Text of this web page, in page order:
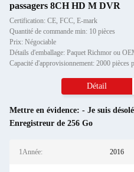
passagers 8CH HD M DVR
Certification: CE, FCC, E-mark
Quantité de commande min: 10 pièces
Prix: Négociable
Détails d'emballage: Paquet Richmor ou
Capacité d'approvisionnement: 2000 pièces
Détail
Mettre en évidence: - Je suis
Enregistreur de 256 Go
1Année: 2016